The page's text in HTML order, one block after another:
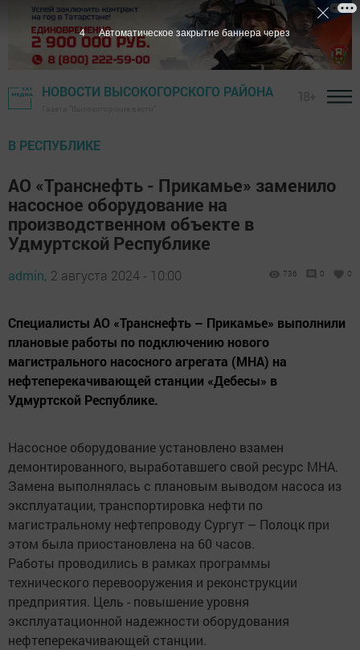
НОВОСТИ ВЫСОКОГОРСКОГО РАЙОНА
В РЕСПУБЛИКЕ
АО «Транснефть - Прикамье» заменило
насосное оборудование на
производственном объекте в
Удмуртской Республике
admin, 2 августа 2024 - 10:00 736 0 0
Специалисты АО «Транснефть – Прикамье» выполнили
плановые работы по подключению нового
магистрального насосного агрегата (МНА) на
нефтеперекачивающей станции «Дебесы» в
Удмуртской Республике.
Насосное оборудование установлено взамен
демонтированного, выработавшего свой ресурс МНА.
Замена выполнялась с плановым выводом насоса из
эксплуатации, транспортировка нефти по
магистральному нефтепроводу Сургут – Полоцк при
этом была приостановлена на 60 часов.
Работы проводились в рамках программы
технического перевооружения и реконструкции
предприятия. Цель - повышение уровня
эксплуатационной надежности оборудования
нефтеперекачивающей станции.
3 Автоматическое закрытие баннера через